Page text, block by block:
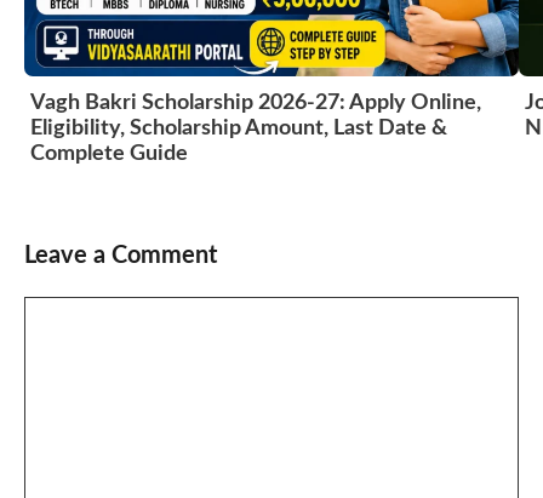
Vagh Bakri Scholarship 2026-27: Apply Online,
Eligibility, Scholarship Amount, Last Date &
Complete Guide
Leave a Comment